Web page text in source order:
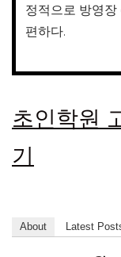
정적으로 방영
편하다.
초인학원
기
About Latest